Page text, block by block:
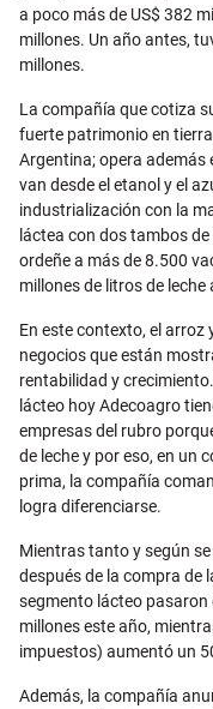
a poco más de US$ 382
millones. Un año antes,
millones.
La compañía que cotiza
fuerte patrimonio en
Argentina; opera además
van desde el etanol y el
industrialización con la
láctea con dos tambos
ordeñe a más de 8.500
millones de litros de leche
En este contexto, el arroz
negocios que están
rentabilidad y
lácteo hoy Adecoagro
empresas del rubro
de leche y por eso, en un
prima, la compañía
logra diferenciarse.
Mientras tanto y según
después de la compra de
segmento lácteo pasaron
millones este año,
impuestos) aumentó un
Además, la compañía